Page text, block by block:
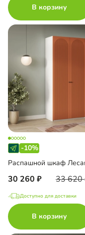
В корзину
-10%
30 260 33 620
Доступно для доставки
В корзину